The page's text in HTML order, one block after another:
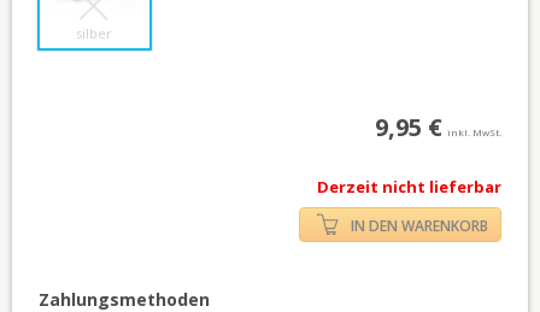
silber
9,95 € inkl. MwSt.
Derzeit nicht lieferbar
IN DEN WARENKORB
Zahlungsmethoden